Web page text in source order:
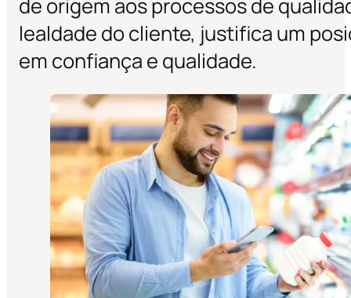
de origem aos processos de
lealdade do cliente, justifica um
em confiança e qualidade.